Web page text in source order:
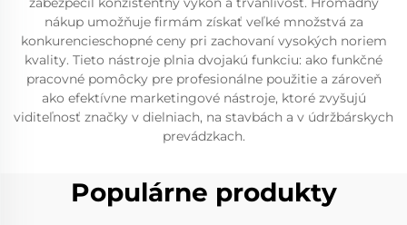
nákup umožňuje firmám získať veľké množstvá za
konkurencieschopné ceny pri zachovaní vysokých noriem
kvality. Tieto nástroje plnia dvojakú funkciu: ako funkčné
pracovné pomôcky pre profesionálne použitie a zároveň
ako efektívne marketingové nástroje, ktoré zvyšujú
viditeľnosť značky v dielniach, na stavbách a v údržbárskych
prevádzkach.
Populárne produkty